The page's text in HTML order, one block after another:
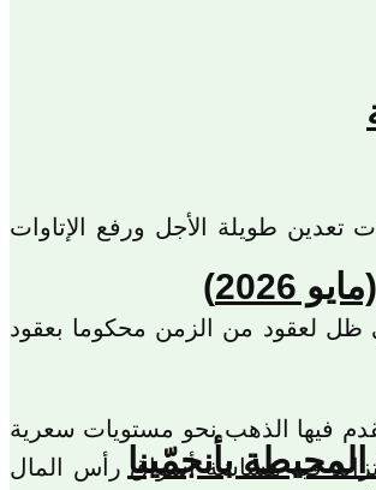
تعدين طويلة الأجل ورفع الإتاوات
ظل لعقود من الزمن محكوما بعقود
فيها الذهب نحو مستويات سعرية
تتزايد فيه هشاشة أسواق رأس المال